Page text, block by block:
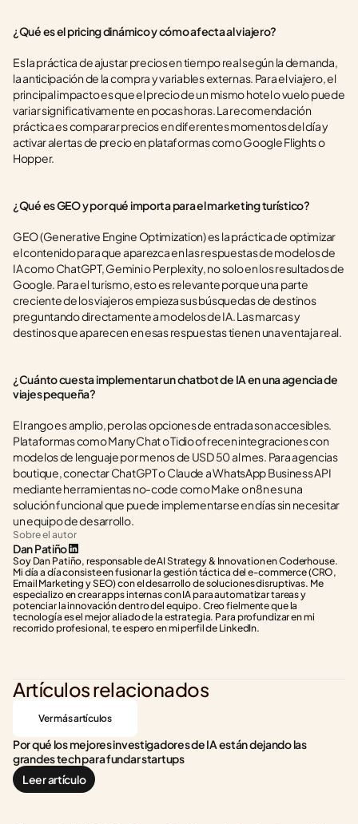
¿Qué es el pricing dinámico y cómo afecta al viajero?
Es la práctica de ajustar precios en tiempo real según la demanda,
la anticipación de la compra y variables externas. Para el viajero, el
principal impacto es que el precio de un mismo hotel o vuelo puede
variar significativamente en pocas horas. La recomendación
práctica es comparar precios en diferentes momentos del día y
activar alertas de precio en plataformas como Google Flights o
Hopper.
¿Qué es GEO y por qué importa para el marketing turístico?
GEO (Generative Engine Optimization) es la práctica de optimizar
el contenido para que aparezca en las respuestas de modelos de
IA como ChatGPT, Gemini o Perplexity, no solo en los resultados de
Google. Para el turismo, esto es relevante porque una parte
creciente de los viajeros empieza sus búsquedas de destinos
preguntando directamente a modelos de IA. Las marcas y
destinos que aparecen en esas respuestas tienen una ventaja real.
¿Cuánto cuesta implementar un chatbot de IA en una agencia de
viajes pequeña?
El rango es amplio, pero las opciones de entrada son accesibles.
Plataformas como ManyChat o Tidio ofrecen integraciones con
modelos de lenguaje por menos de USD 50 al mes. Para agencias
boutique, conectar ChatGPT o Claude a WhatsApp Business API
mediante herramientas no-code como Make o n8n es una
solución funcional que puede implementarse en días sin necesitar
un equipo de desarrollo.
Sobre el autor
Dan Patiño
Soy Dan Patiño, responsable de AI Strategy & Innovation en Coderhouse.
Mi día a día consiste en fusionar la gestión táctica del e-commerce (CRO,
Email Marketing y SEO) con el desarrollo de soluciones disruptivas. Me
especializo en crear apps internas con IA para automatizar tareas y
potenciar la innovación dentro del equipo. Creo fielmente que la
tecnología es el mejor aliado de la estrategia. Para profundizar en mi
recorrido profesional, te espero en mi perfil de LinkedIn.
Artículos relacionados
Ver más artículos
Por qué los mejores investigadores de IA están dejando las
grandes tech para fundar startups
Leer artículo